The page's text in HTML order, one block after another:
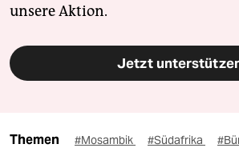
unsere Aktion.
Jetzt
Themen #Mosambik #Südafrika